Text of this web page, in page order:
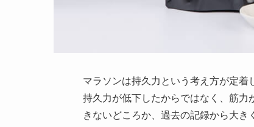
マラソンは持久力という考え方が定
持久力が低下したからではなく、筋
きないどころか、過去の記録から大き